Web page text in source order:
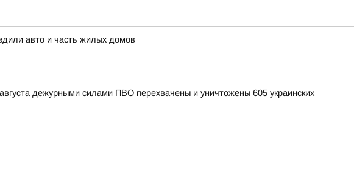
авто и часть жилых домов
дежурными силами ПВО перехвачены и уничтожены 605 украинских